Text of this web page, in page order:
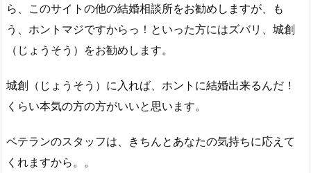
ら、このサイトの他の結婚相談所をお勧めしますが、も
う、ホントマジですからっ！といった方にはズバリ、城創
（じょうそう）をお勧めします。
城創（じょうそう）に入れば、ホントに結婚出来るんだ！
くらい本気の方の方がいいと思います。
ベテランのスタッフは、きちんとあなたの気持ちに応えて
くれますから。。